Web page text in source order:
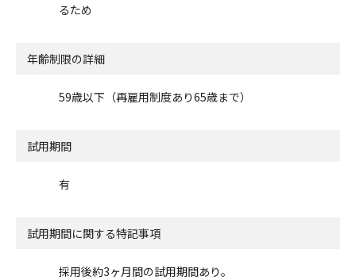
るため
年齢制限の詳細
59歳以下（再雇用制度あり65歳まで）
試用期間
有
試用期間に関する特記事項
採用後約3ヶ月間の試用期間あり。